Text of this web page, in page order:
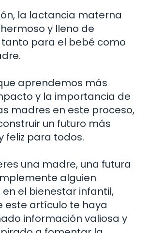
la lactancia materna
y lleno de
tanto para el bebé como
aprendemos más
y la importancia de
madres en este proceso,
un futuro más
feliz para todos.
una madre, una futura
alguien
el bienestar infantil,
este artículo te haya
información valiosa y